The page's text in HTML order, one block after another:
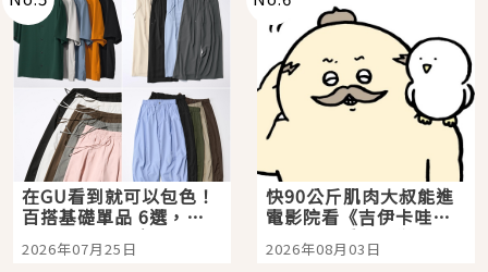
在GU看到就可以包色！
百搭基礎單品 6選，閉
眼全收也不心疼
2026年07月25日
快90公斤肌肉大叔能進
電影院看《吉伊卡哇》
嗎？日本重金屬樂團
「打首」會長與nagano
2026年08月03日